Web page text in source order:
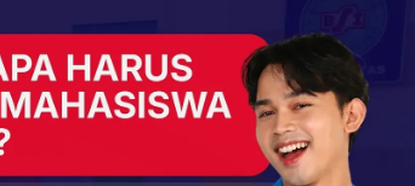
mencari kekurangan, melainkan juga
tentang praktik baik yang perlu kita jaga
tambahnya.
internal Prodi Informatika UBSI kampus